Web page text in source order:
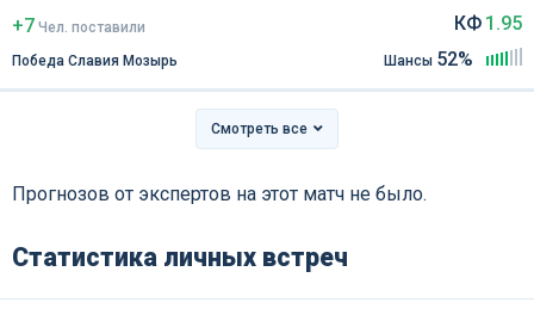
+7 Чел. поставили
Победа Славия Мозырь
КФ 1.95
Шансы 52%
Смотреть все
Прогнозов от экспертов на этот матч не было.
Статистика личных встреч